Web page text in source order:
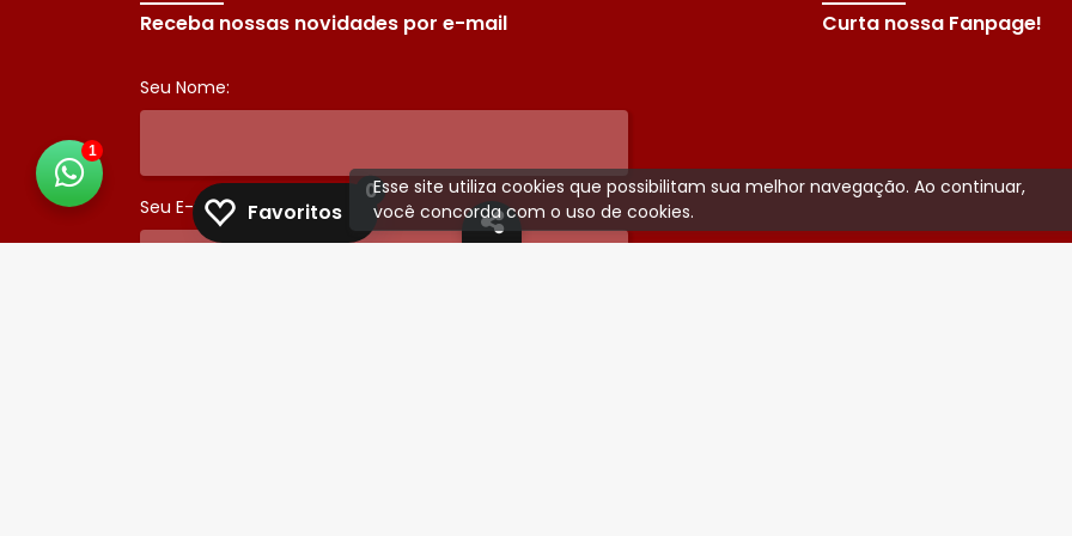
Receba nossas novidades por e-mail
Seu Nome:
Seu E-mail:
Curta nossa Fanpage!
1
Favoritos
0Esse site utiliza cookies que possibilitam sua melhor navegação. Ao continuar,
você concorda com o uso de cookies.